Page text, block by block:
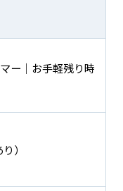
ー｜お手軽残り時
）